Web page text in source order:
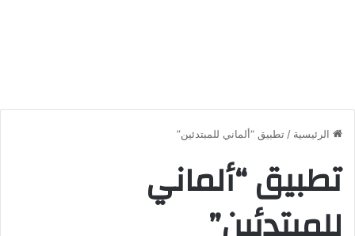
الرئيسية / تطبيق “ألماني للمبتدئين”
تطبيق “ألماني